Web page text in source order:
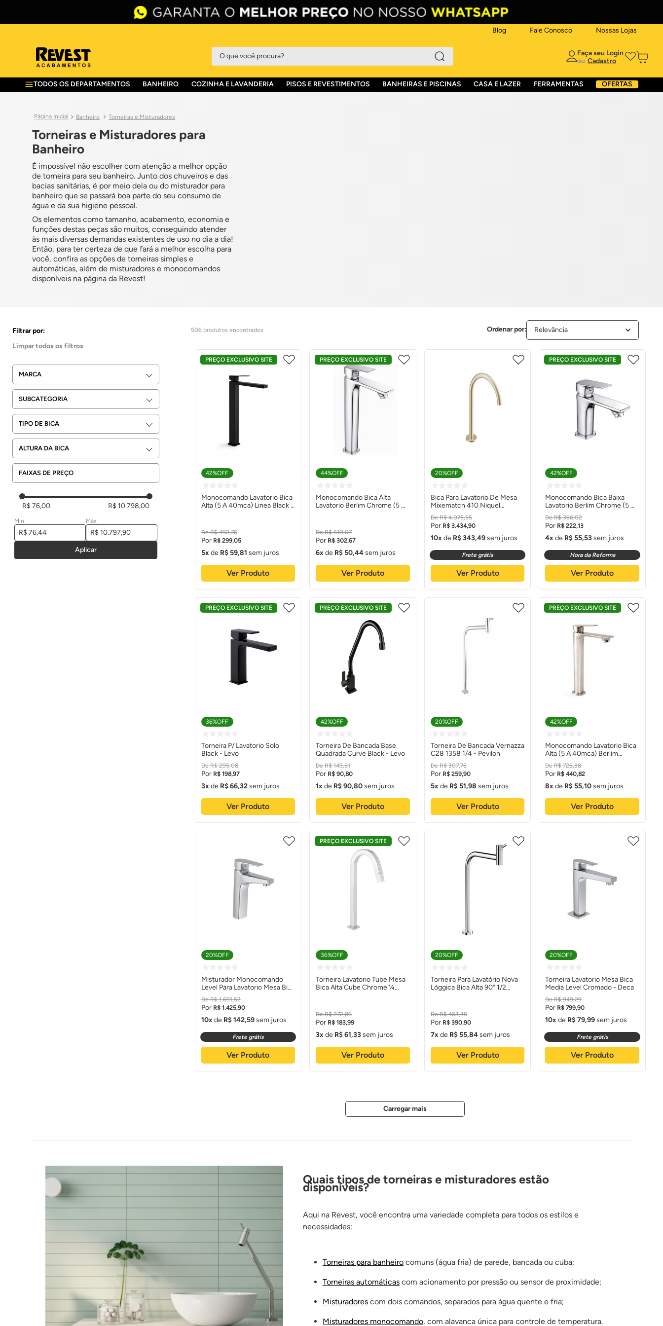
Blog Fale Conosco Nossas Lojas
O que você procura?
ou
TODOS OS DEPARTAMENTOS BANHEIRO COZINHA E LAVANDERIA PISOS E REVESTIMENTOS BANHEIRAS E PISCINAS CASA E LAZER FERRAMENTAS OFERTAS
Banheiro Torneiras e Misturadores
Torneiras e Misturadores para
Banheiro
É impossível não escolher com atenção a melhor opção
de torneira para seu banheiro. Junto dos chuveiros e das
bacias sanitárias, é por meio dela ou do misturador para
banheiro que se passará boa parte do seu consumo de
água e da sua higiene pessoal.
Os elementos como tamanho, acabamento, economia e
funções destas peças são muitos, conseguindo atender
às mais diversas demandas existentes de uso no dia a dia!
Então, para ter certeza de que fará a melhor escolha para
você, confira as opções de torneiras simples e
automáticas, além de misturadores e monocomandos
disponíveis na página da Revest!
MARCA
DECA METAIS
DOCOL
PEVILON
LEVO
OUSE METAIS
TRAMONTINA
SIGMA
SUBCATEGORIA
Torneiras para banheiro
Monocomandos para Banheiro
Misturadores para banheiro
Torneiras Automáticas
TIPO DE BICA
Fixa
Móvel
ALTURA DA BICA
Alta
Baixa
Média
FAIXAS DE PREÇO
R$ 76,00 R$ 10.798,00
Min Máx
Aplicar
506 produtos Relevância
42%OFF
Monocomando Lavatorio Bica
Alta (5 A 40mca) Linea Black -
R$ 492,76
R$ 299,05
5 de R$59,81 sem juros
PREÇO EXCLUSIVO SITE
Ver Produto
44%OFF
Monocomando Bica Alta
Lavatorio Berlim Chrome (5 A
R$ 510,07
R$ 302,67
6 de R$50,44sem juros
PREÇO EXCLUSIVO SITE
Ver Produto
20%OFF
Bica Para Lavatorio De Mesa
Mixematch 410 Niquel
Escovado - Docol
R$ 4.076,55
R$ 3.434,90
10 de R$343,49sem juros
Frete grátis
Ver Produto
42%OFF
Monocomando Bica Baixa
Lavatorio Berlim Chrome (5 A
40mca) - Levo
R$ 366,02
R$ 222,13
4 de R$55,53sem juros
PREÇO EXCLUSIVO SITE
Hora da Reforma
Ver Produto
36%OFF
Torneira P/ Lavatorio Solo
Black - Levo
R$ 295,08
R$ 198,97
3 de R$66,32sem juros
PREÇO EXCLUSIVO SITE
Ver Produto
42%OFF
Torneira De Bancada Base
Quadrada Curve Black - Levo
R$ 149,61
R$ 90,80
1 de R$90,80sem juros
PREÇO EXCLUSIVO SITE
Ver Produto
20%OFF
Torneira De Bancada Vernazza
C28 1358 1/4 - Pevilon
R$ 307,76
R$ 259,90
5 de R$51,98 sem juros
Ver Produto
42%OFF
Monocomando Lavatorio Bica
Alta (5 A 40mca) Berlim
Niquel Escovado - Levo
R$ 726,38
R$ 440,82
8 de R$55,10sem juros
PREÇO EXCLUSIVO SITE
Ver Produto
20%OFF
Misturador Monocomando
Level Para Lavatorio Mesa Bica
Media Cromado - Deca
R$ 1.691,52
R$ 1.425,90
10 de R$142,59sem juros
Frete grátis
Ver Produto
36%OFF
Torneira Lavatorio Tube Mesa
Bica Alta Cube Chrome ¼
R$ 272,86
R$ 183,99
3 de R$61,33sem juros
PREÇO EXCLUSIVO SITE
Ver Produto
20%OFF
Torneira Para Lavatório Nova
Lóggica Bica Alta 90° 1/2
R$ 463,35
R$ 390,90
7 de R$55,84sem juros
Ver Produto
20%OFF
Torneira Lavatorio Mesa Bica
Media Level Cromado - Deca
R$ 949,29
R$ 799,90
10 de R$79,99sem juros
Frete grátis
Ver Produto
Quais tipos de torneiras e misturadores estão
disponíveis?
Aqui na Revest, você encontra uma variedade completa para todos os estilos e
necessidades:
Torneiras para banheiro comuns (água fria) de parede, bancada ou cuba;
Torneiras automáticas com acionamento por pressão ou sensor de proximidade;
Misturadores com dois comandos, separados para água quente e fria;
Misturadores monocomando, com alavanca única para controle de temperatura.